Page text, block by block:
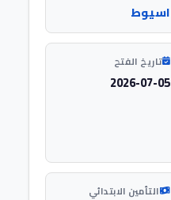
اسيوط
تاريخ الفتح
2026-07-05
التأمين الابتدائي